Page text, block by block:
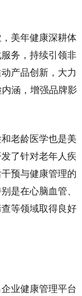
美年健康深耕体
务，持续引领非
产品创新，大力
涵，增强品牌影
老龄医学也是美
了针对老年人疾
预与健康管理的
是在心脑血管、
等领域取得良好
业健康管理平台